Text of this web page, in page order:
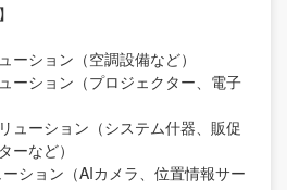
ーション（空調設備など）
ーション（プロジェクター、電子
ューション（システム什器、販促
ーなど）
ーション（AIカメラ、位置情報サー